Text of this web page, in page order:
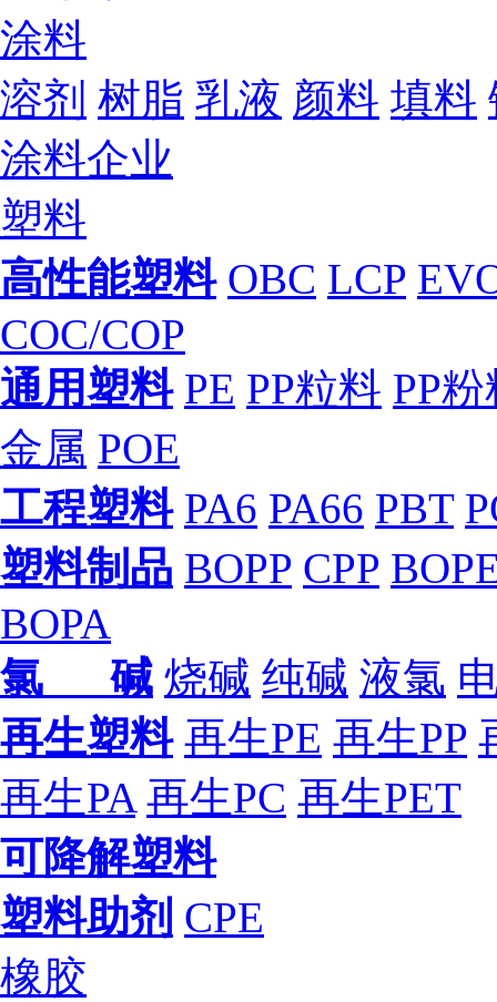
涂料
溶剂 树脂 乳液 颜料 填料
涂料企业
塑料
高性能塑料 OBC LCP
COC/COP
通用塑料 PE PP粒料 PP
金属 POE
工程塑料 PA6 PA66 PBT
塑料制品 BOPP CPP
BOPA
氯 碱 烧碱 纯碱 液氯
再生塑料 再生PE 再生PP
再生PA 再生PC 再生PET
可降解塑料
塑料助剂 CPE
橡胶